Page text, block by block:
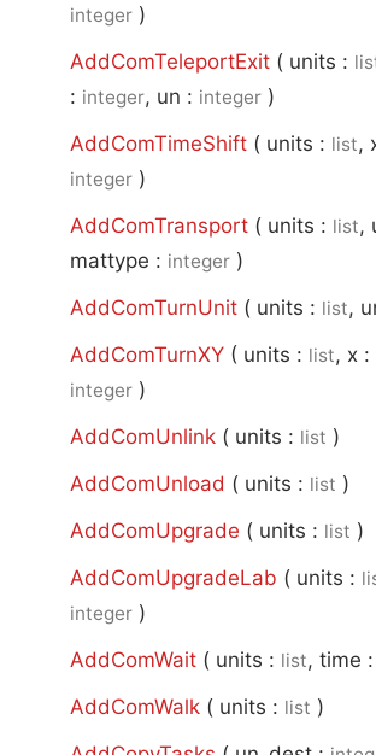
integer )
AddComTeleportExit ( units :
: integer, un : integer )
AddComTimeShift ( units : list,
integer )
AddComTransport ( units : list,
mattype : integer )
AddComTurnUnit ( units : list,
AddComTurnXY ( units : list, x :
integer )
AddComUnlink ( units : list )
AddComUnload ( units : list )
AddComUpgrade ( units : list )
AddComUpgradeLab ( units :
integer )
AddComWait ( units : list, time :
AddComWalk ( units : list )